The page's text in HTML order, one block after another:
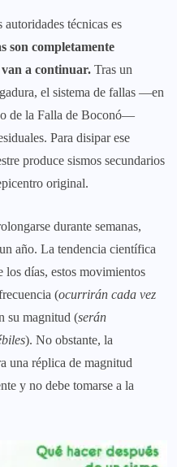
técnicas es
son completamente
van a continuar. Tras un
el sistema de fallas —en
de la Falla de Boconó—
Para disipar ese
produce sismos secundarios
original.
durante semanas,
año. La tendencia científica
los días, estos movimientos
(ocurrirán cada vez
su magnitud (serán
). No obstante, la
una réplica de magnitud
y no debe tomarse a la